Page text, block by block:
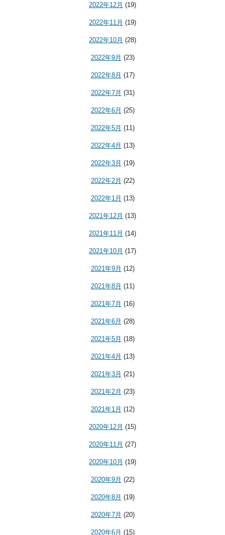
2022年12月 (19)
2022年11月 (19)
2022年10月 (28)
2022年9月 (23)
2022年8月 (17)
2022年7月 (31)
2022年6月 (25)
2022年5月 (11)
2022年4月 (13)
2022年3月 (19)
2022年2月 (22)
2022年1月 (13)
2021年12月 (13)
2021年11月 (14)
2021年10月 (17)
2021年9月 (12)
2021年8月 (11)
2021年7月 (16)
2021年6月 (28)
2021年5月 (18)
2021年4月 (13)
2021年3月 (21)
2021年2月 (23)
2021年1月 (12)
2020年12月 (15)
2020年11月 (27)
2020年10月 (19)
2020年9月 (22)
2020年8月 (19)
2020年7月 (20)
2020年6月 (15)